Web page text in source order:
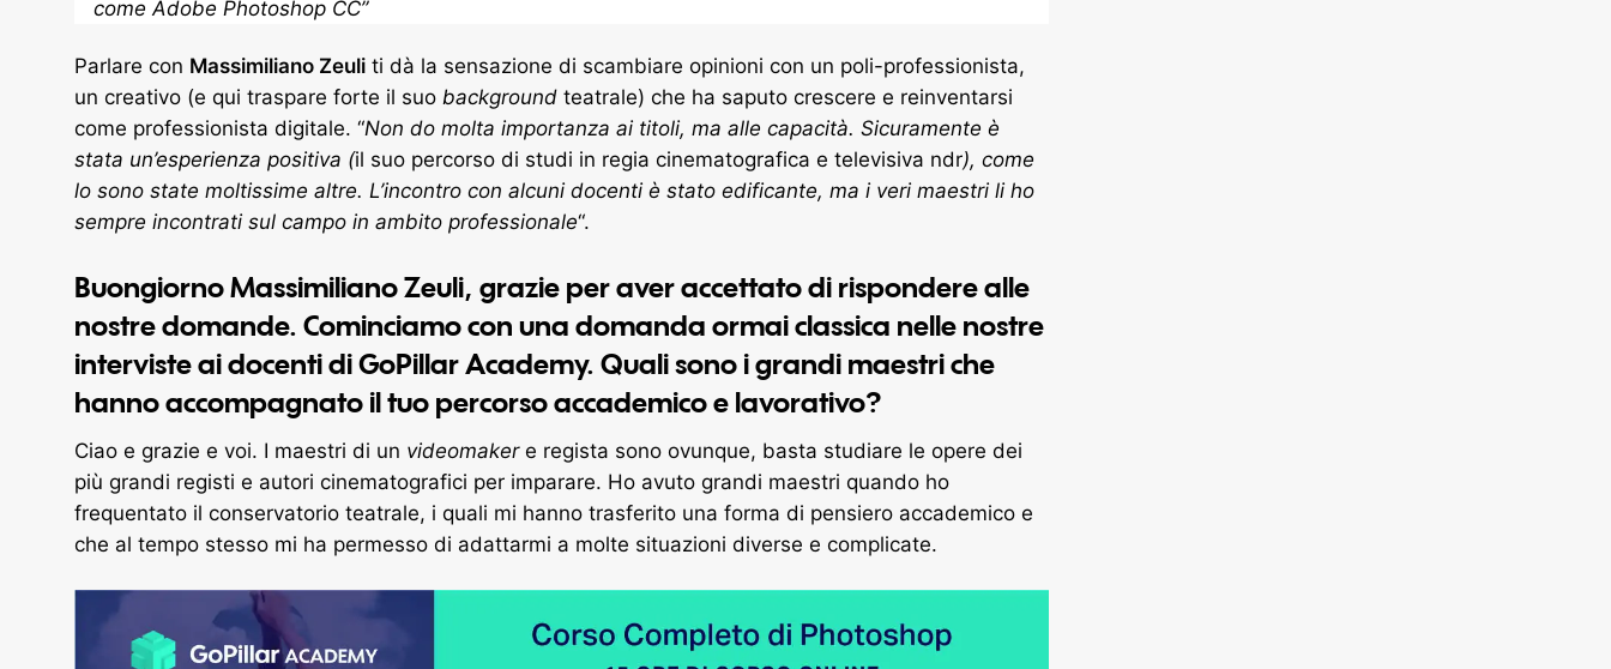
come Adobe Photoshop CC”
Parlare con Massimiliano Zeuli ti dà la sensazione di scambiare opinioni con un poli-professionista,
un creativo (e qui traspare forte il suo background teatrale) che ha saputo crescere e reinventarsi
come professionista digitale. “Non do molta importanza ai titoli, ma alle capacità. Sicuramente è
stata un’esperienza positiva (il suo percorso di studi in regia cinematografica e televisiva ndr), come
lo sono state moltissime altre. L’incontro con alcuni docenti è stato edificante, ma i veri maestri li ho
sempre incontrati sul campo in ambito professionale“.
Buongiorno Massimiliano Zeuli, grazie per aver accettato di rispondere alle
nostre domande. Cominciamo con una domanda ormai classica nelle nostre
interviste ai docenti di GoPillar Academy. Quali sono i grandi maestri che
hanno accompagnato il tuo percorso accademico e lavorativo?
Ciao e grazie e voi. I maestri di un videomakere regista sono ovunque, basta studiare le opere dei
più grandi registi e autori cinematografici per imparare. Ho avuto grandi maestri quando ho
frequentato il conservatorio teatrale, i quali mi hanno trasferito una forma di pensiero accademico e
che al tempo stesso mi ha permesso di adattarmi a molte situazioni diverse e complicate.